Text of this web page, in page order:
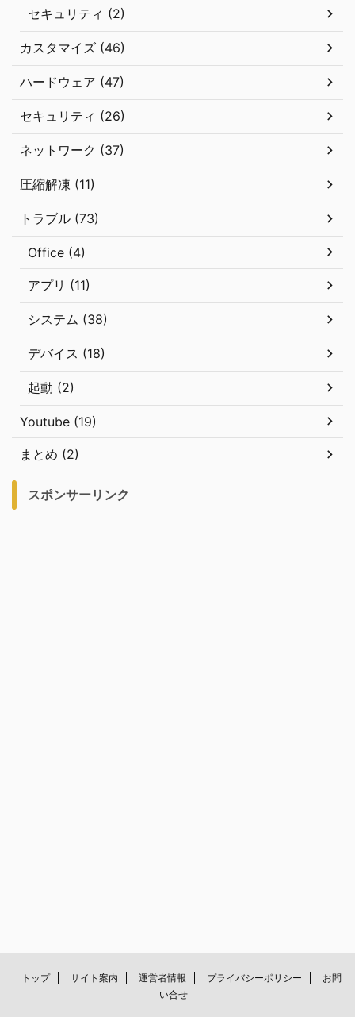
セキュリティ (2)
カスタマイズ (46)
ハードウェア (47)
セキュリティ (26)
ネットワーク (37)
圧縮解凍 (11)
トラブル (73)
Office (4)
アプリ (11)
システム (38)
デバイス (18)
起動 (2)
Youtube (19)
まとめ (2)
スポンサーリンク
トップ サイト案内 運営者情報 プライバシーポリシー
お問
い合せ